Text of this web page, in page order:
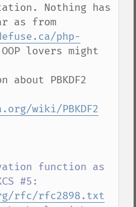
Nothing has
as from
php-
lovers might
about PBKDF2
wiki/PBKDF2
rfc/rfc2898.txt